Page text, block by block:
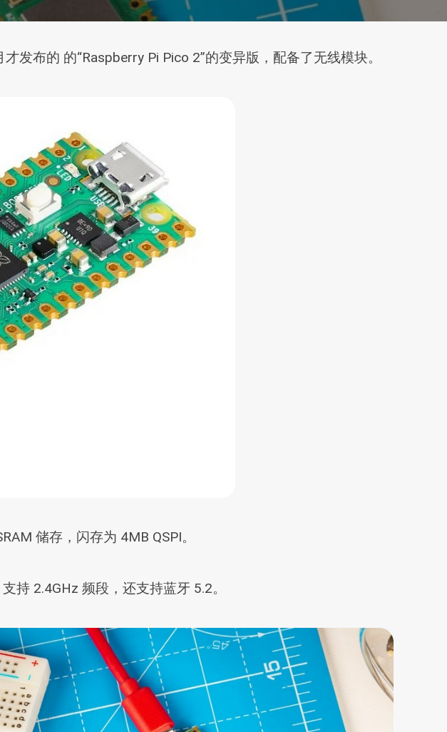
布的 的“Raspberry Pi Pico 2”的变异版，配备了无线模块。
储存，闪存为 4MB QSPI。
持 2.4GHz 频段，还支持蓝牙 5.2。